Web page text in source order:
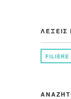
ΛΈΞΕΙΣ
FILIÈRE